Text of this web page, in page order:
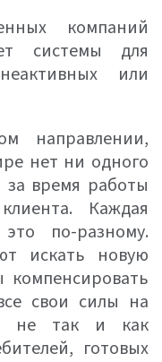
компаний
системы для
или
направлении,
нет ни одного
время работы
Каждая
по-разному.
искать новую
свои силы на
не так и как
готовых